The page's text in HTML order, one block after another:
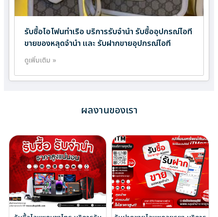
รับซื้อไอโฟนท่าเรือ บริการรับจำนำ รับซื้ออุปกรณ์ไอที
ขายของหลุดจำนำ และ รับฝากขายอุปกรณ์ไอที
ดูเพิ่มเติม »
ผลงานของเรา